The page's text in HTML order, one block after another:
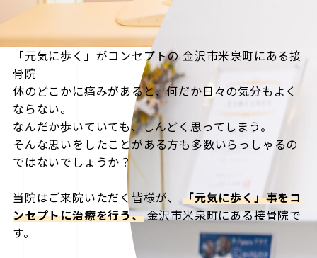
「元気に歩く」がコンセプトの金沢市米泉町にある接
骨院
体のどこかに痛みがあると、何だか日々の気分もよく
ならない。
なんだか歩いていても、しんどく思ってしまう。
そんな思いをしたことがある方も多数いらっしゃるの
ではないでしょうか？
当院はご来院いただく皆様が、
「元気に歩く」事をコ
ンセプトに治療を行う、金沢市米泉町にある接骨院で
す。